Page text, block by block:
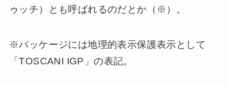
ゥッチ）とも呼ばれるのだとか（※）。
※パッケージには地理的表示保護表示として
「TOSCANI IGP」の表記。